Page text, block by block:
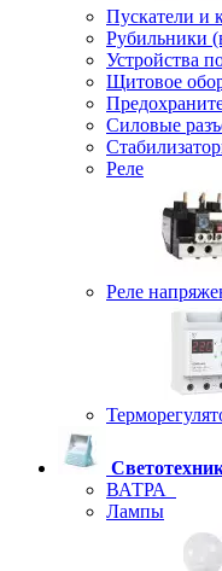
Пускатели и
Рубильники
Устройства
Щитовое
Силовые
Реле
Реле
ВАТРА
Лампы